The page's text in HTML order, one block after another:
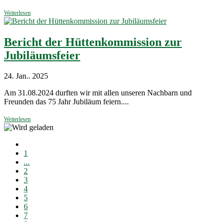
Weiterlesen
Bericht der Hüttenkommission zur
Jubiläumsfeier
24. Jan.. 2025
Am 31.08.2024 durften wir mit allen unseren Nachbarn und
Freunden das 75 Jahr Jubiläum feiern....
Weiterlesen
1
...
2
3
4
5
6
7